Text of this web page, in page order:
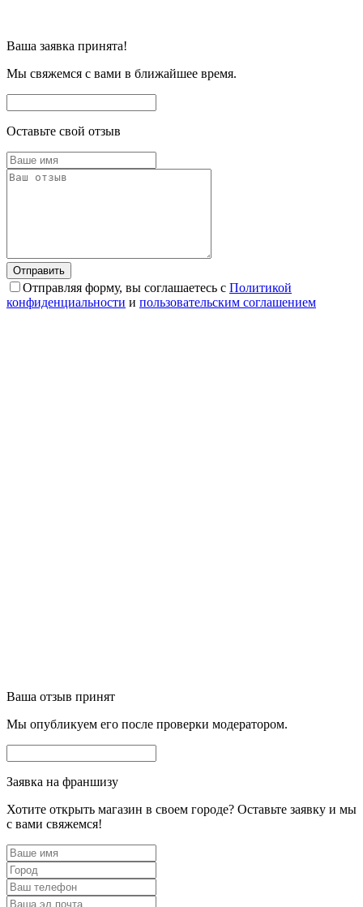
Ваша заявка принята!
Мы свяжемся с вами в ближайшее время.
Оставьте свой отзыв
Отправляя форму, вы соглашаетесь с Политикой
конфиденциальности и пользовательским соглашением
Ваша отзыв принят
Мы опубликуем его после проверки модератором.
Заявка на франшизу
Хотите открыть магазин в своем городе? Оставьте заявку и мы
с вами свяжемся!